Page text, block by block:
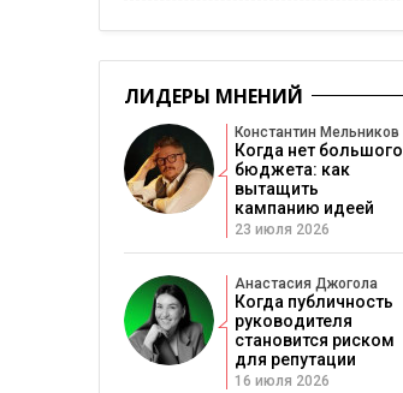
ЛИДЕРЫ МНЕНИЙ
Константин Мельников
Когда нет большого
бюджета: как
вытащить
кампанию идеей
23 июля 2026
Анастасия Джогола
Когда публичность
руководителя
становится риском
для репутации
16 июля 2026